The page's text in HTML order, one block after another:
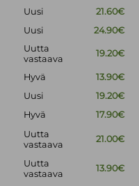
Uusi
21.60€
Uusi 24.90€
Uutta
vastaava
19.20€
Hyvä
13.90€
Uusi
19.20€
Hyvä
17.90€
Uutta
vastaava
21.00€
Uutta
vastaava
13.90€